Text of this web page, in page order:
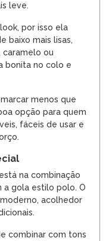
leve.
por isso ela
baixo mais lisas,
caramelo ou
bonita no colo e
menos que
opção para quem
fáceis de usar e
na combinação
a gola estilo polo. O
acolhedor
combinar com tons